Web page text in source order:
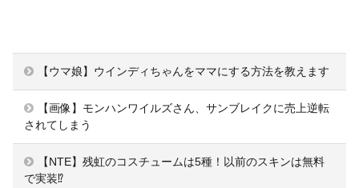
【ウマ娘】ウインディちゃんをママにする方法を教えます
【画像】モンハンワイルズさん、サンブレイクに売上逆転
されてしまう
【NTE】残虹のコスチュームは5種！以前のスキンは無料
で実装⁉